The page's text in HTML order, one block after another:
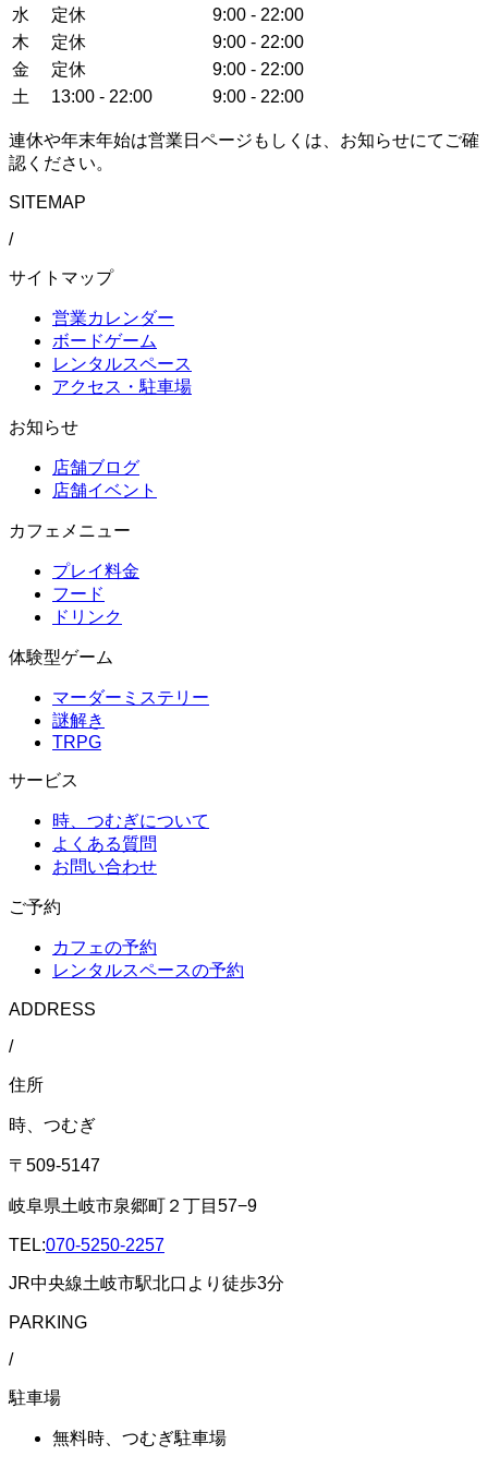
水 定休
9:00 - 22:00
木
定休
9:00 - 22:00
金
定休
9:00 - 22:00
土
13:00 - 22:00 9:00 - 22:00
連休や年末年始は営業日ページもしくは、お知らせにてご確
認ください。
SITEMAP
/
サイトマップ
営業カレンダー
ボードゲーム
レンタルスペース
アクセス・駐車場
お知らせ
店舗ブログ
店舗イベント
カフェメニュー
プレイ料金
フード
ドリンク
体験型ゲーム
マーダーミステリー
謎解き
TRPG
サービス
時、つむぎについて
よくある質問
お問い合わせ
ご予約
カフェの予約
レンタルスペースの予約
ADDRESS
/
住所
時、つむぎ
〒509-5147
岐阜県土岐市泉郷町２丁目57−9
TEL:070-5250-2257
JR中央線土岐市駅北口より徒歩3分
PARKING
/
駐車場
無料時、つむぎ駐車場